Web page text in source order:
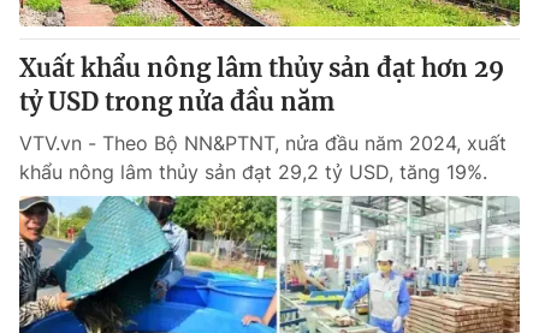
Xuất khẩu nông lâm thủy sản đạt hơn 29
tỷ USD trong nửa đầu năm
VTV.vn - Theo Bộ NN&PTNT, nửa đầu năm 2024, xuất
khẩu nông lâm thủy sản đạt 29,2 tỷ USD, tăng 19%.